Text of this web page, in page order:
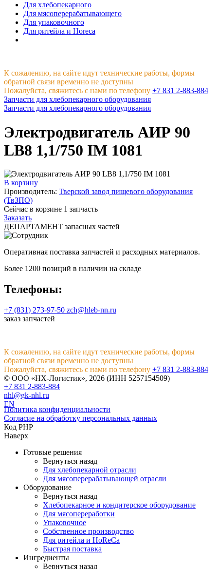
Для хлебопекарного
Для мясоперерабатывающего
Для упаковочного
Для ритейла и Horeca
К сожалению, на сайте идут технические работы, формы
обратной связи временно не доступны
Пожалуйста, свяжитесь с нами по телефону +7 831 2-883-884
Запчасти для хлебопекарного оборудования
Запчасти для хлебопекарного оборудования
Электродвигатель АИР 90
LB8 1,1/750 IM 1081
В корзину
Производитель: Тверской завод пищевого оборудования
(ТвЗПО)
Сейчас в корзине 1 запчасть
Заказать
ДЕПАРТАМЕНТ запасных частей
Оперативная поставка запчастей и расходных материалов.
Более 1200 позиций в наличии на складе
Телефоны:
+7 (831) 273-97-50 zch@hleb-nn.ru
заказ запчастей
К сожалению, на сайте идут технические работы, формы
обратной связи временно не доступны
Пожалуйста, свяжитесь с нами по телефону +7 831 2-883-884
© ООО «НХ-Логистик», 2026 (ИНН 5257154509)
+7 831 2-883-884
nhl@gk-nhl.ru
EN
Политика конфиденциальности
Согласие на обработку персональных данных
Код PHP
Наверх
Готовые решения
Вернуться назад
Для хлебопекарной отрасли
Для мясоперерабатывающей отрасли
Оборудование
Вернуться назад
Хлебопекарное и кондитерское оборудование
Для мясопереработки
Упаковочное
Собственное производство
Для ритейла и HoReCa
Быстрая поставка
Ингредиенты
Вернуться назад